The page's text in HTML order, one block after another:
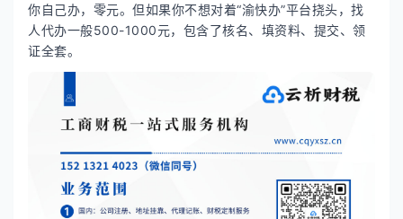
你自己办，零元。但如果你不想对着“渝快办”平台挠头，找
人代办一般500-1000元，包含了核名、填资料、提交、领
证全套。